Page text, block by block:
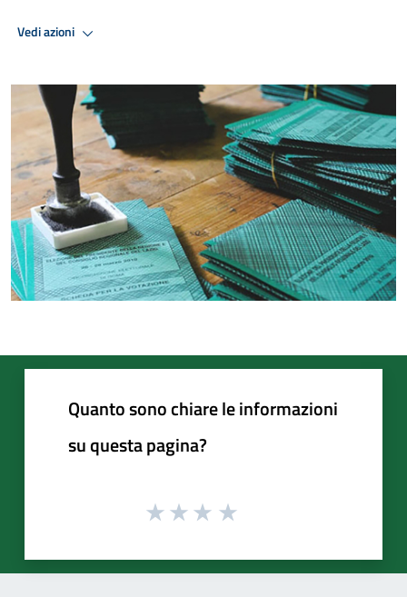
Vedi azioni
Quanto sono chiare le informazioni
su questa pagina?